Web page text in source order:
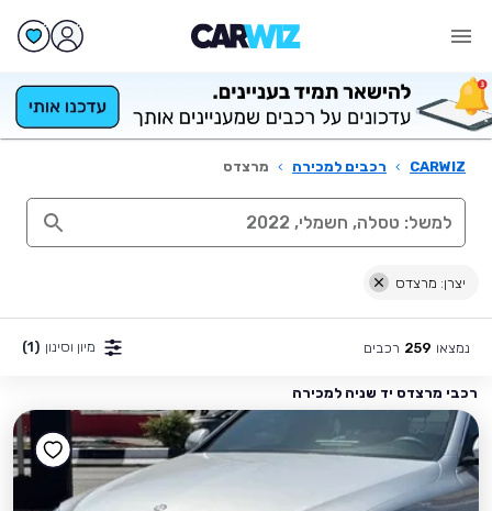
CARWIZ
› רכבים למכירה › מרצדס
יצרן: מרצדס
נמצאו 259 רכבים מיון וסינון (1)
רכבי מרצדס יד שניה למכירה